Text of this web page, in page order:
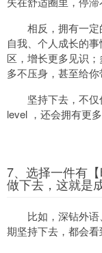
相反，拥有一
自我、个人成长的
区，增长更多见识
多不压身，甚至给你
坚持下去，不
level ，还会拥有更
7、选择一件有
做下去，这就是
比如，深钻外
期坚持下去，都会看